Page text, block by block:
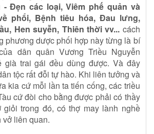
- Đẹn các loại, Viêm phế quản và
phổi, Bệnh tiêu hóa, Đau lưng,
Hen suyễn, Thiên thời vv... cách
phương dược phối hợp này từng là bí
dân quân Vương Triều Nguyễn
già trai gái đều dùng được. Và đây
tộc rất đỗi tự hào. Khi liên tưởng và
kia cứ mỗi lần ta tiến cống, các triều
cứ đòi cho bằng được phải có thầy
giỏi trong đó, có thợ may lành nghề
liên quan.